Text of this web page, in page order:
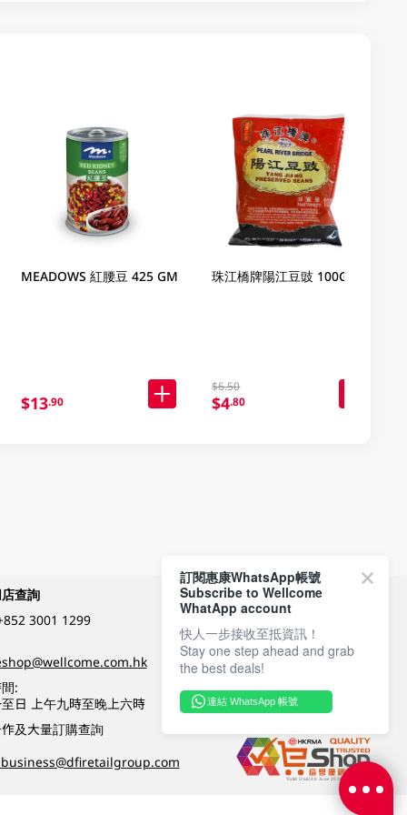
MEADOWS 紅腰豆 425 GM
$13.90
珠江橋牌陽江豆豉 100GM
$6.50
$4.80
查詢
3001 1299
:
日 上午九時至晚上六時
及大量訂購查詢
付款方式
關注我們
訂閱惠康WhatsApp帳號
Subscribe to Wellcome
WhatApp account
快人一步接收至抵資訊！
Stay one step ahead and grab
the best deals!
連結 WhatsApp 帳號